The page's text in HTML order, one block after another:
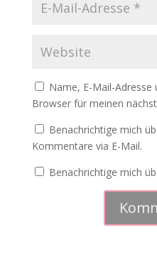
Name, E-Mail-Adresse
Browser für meinen
Benachrichtige mich
Kommentare via E-Mail.
Benachrichtige mich